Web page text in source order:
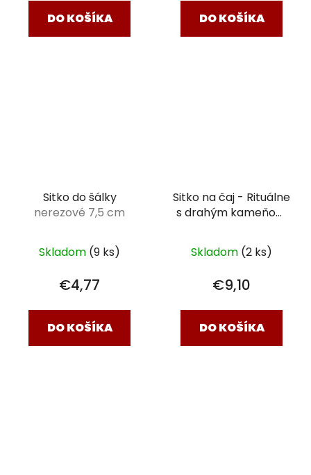
DO KOŠÍKA DO KOŠÍKA
Sitko do šálky
nerezové 7,5 cm
Skladom (9 ks)
€4,77
DO KOŠÍKA
Sitko na čaj - Rituálne
s drahým kameňom
5 cm
Skladom (2 ks)
€9,10
DO KOŠÍKA